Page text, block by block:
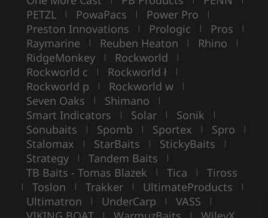
PETZL | PowaPacs | Power Pro |
Preston Innovations | Prologic | Pros |
Raymarine | Reuben Heaton | Rhino |
RidgeMonkey | Rockworld |
Rockworld c | Rockworld ł |
Rockworld p | Rockworld w |
Seven Oaks | Shimano |
Smart Indicators | Solar | Sonik |
Sonubaits | Spomb | Sportex | Spro |
Stalomax | StarBaits | StickyBaits |
Strategy | Tandem Baits |
TB Baits - Tomas Blazek | Tica | Tiross
| Toslon | Trakker | UltimateProducts |
Ultimatron | UnderCarp | VASS |
| |